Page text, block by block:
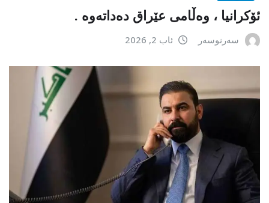
ئۆکرانیا ، وەڵامی عێراق دەداتەوە .
سەرنوسەر ئاب 2, 2026